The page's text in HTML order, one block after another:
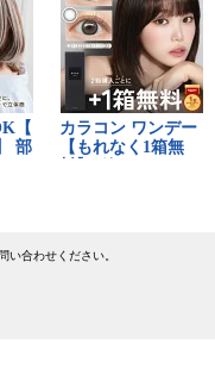
い合わせください。